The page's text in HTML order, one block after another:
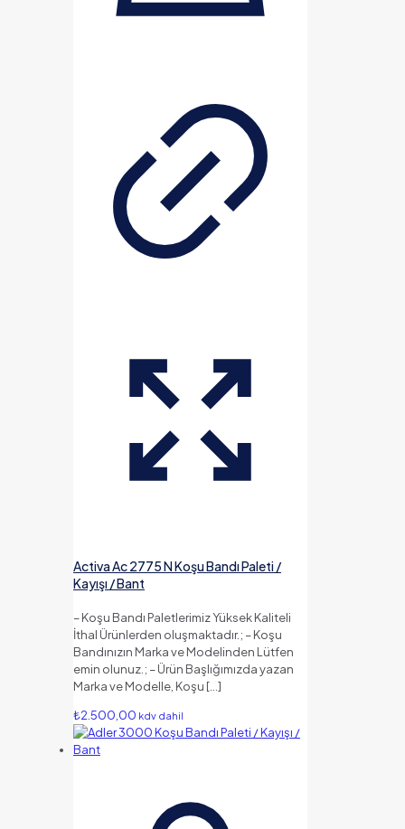
Activa Ac 2775 N Koşu Bandı Paleti /
Kayışı / Bant
– Koşu Bandı Paletlerimiz Yüksek Kaliteli
İthal Ürünlerden oluşmaktadır.; – Koşu
Bandınızın Marka ve Modelinden Lütfen
emin olunuz.; – Ürün Başlığımızda yazan
Marka ve Modelle, Koşu […]
₺2.500,00 kdv dahil